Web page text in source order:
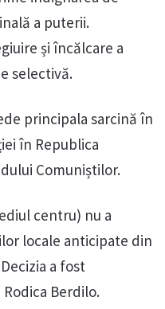
a puterii.
și încălcare a
selectivă.
principala sarcină în
în Republica
Comuniștilor.
centru) nu a
locale anticipate din
a fost
Berdilo.